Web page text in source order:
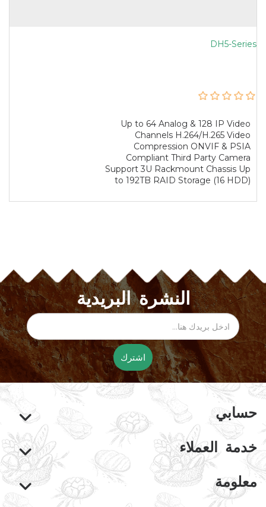
DH5-Series
Up to 64 Analog & 128 IP Video
Channels H.264/H.265 Video
Compression ONVIF & PSIA
Compliant Third Party Camera
Support 3U Rackmount Chassis Up
to 192TB RAID Storage (16 HDD)
النشرة البريدية
اشترك
حسابي
خدمة العملاء
معلومة